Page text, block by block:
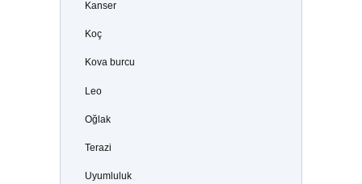
Kanser
Koç
Kova burcu
Leo
Oğlak
Terazi
Uyumluluk